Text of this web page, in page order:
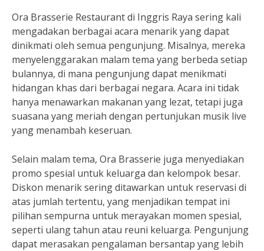
Ora Brasserie Restaurant di Inggris Raya sering kali
mengadakan berbagai acara menarik yang dapat
dinikmati oleh semua pengunjung. Misalnya, mereka
menyelenggarakan malam tema yang berbeda setiap
bulannya, di mana pengunjung dapat menikmati
hidangan khas dari berbagai negara. Acara ini tidak
hanya menawarkan makanan yang lezat, tetapi juga
suasana yang meriah dengan pertunjukan musik live
yang menambah keseruan.
Selain malam tema, Ora Brasserie juga menyediakan
promo spesial untuk keluarga dan kelompok besar.
Diskon menarik sering ditawarkan untuk reservasi di
atas jumlah tertentu, yang menjadikan tempat ini
pilihan sempurna untuk merayakan momen spesial,
seperti ulang tahun atau reuni keluarga. Pengunjung
dapat merasakan pengalaman bersantap yang lebih